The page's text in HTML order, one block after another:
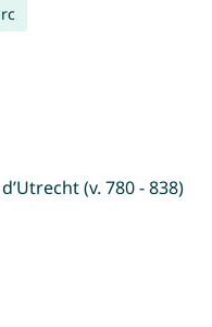
(v. 780 - 838)